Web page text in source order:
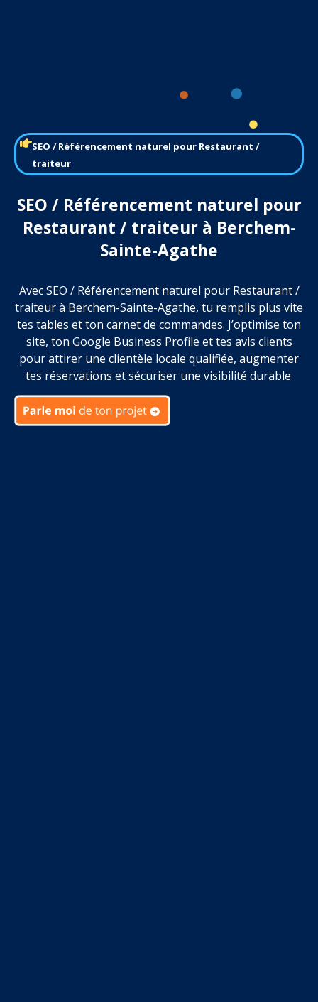
SEO / Référencement naturel pour Restaurant /
traiteur
SEO / Référencement naturel pour
Restaurant / traiteur à Berchem-
Sainte-Agathe
Avec SEO / Référencement naturel pour Restaurant /
traiteur à Berchem-Sainte-Agathe, tu remplis plus vite
tes tables et ton carnet de commandes. J’optimise ton
site, ton Google Business Profile et tes avis clients
pour attirer une clientèle locale qualifiée, augmenter
tes réservations et sécuriser une visibilité durable.